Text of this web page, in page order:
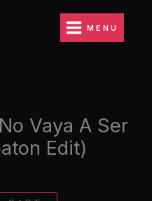
MENU
Vaya A Ser
Edit)